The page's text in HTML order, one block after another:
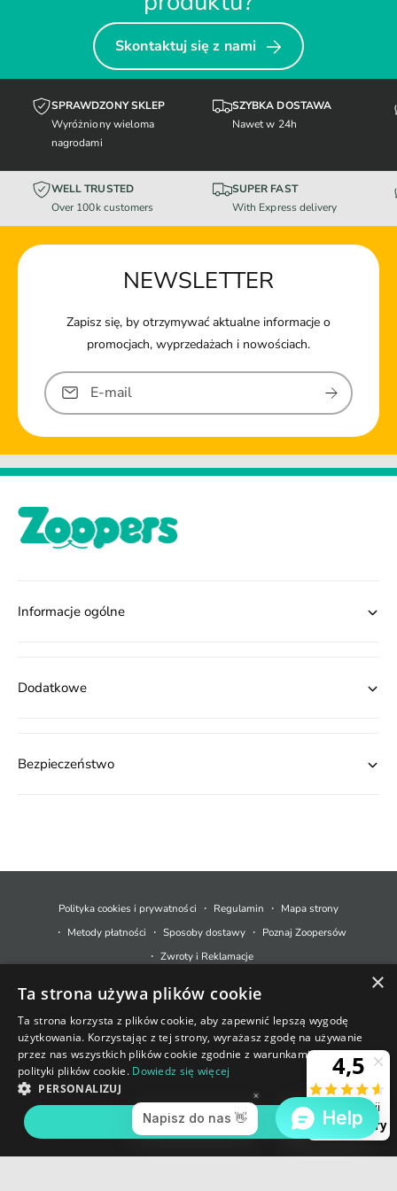
oczy i skórę Twojego psa. Zawierają dodatkowo likopen, który
wpływa na pracę układu sercowo-naczyniowego i jest silnym
antyoksydantem.
Borówki suszone: posiadają właściwości
przeciwnowotworowe. Zawarte w nich barwniki antocyjanowe
korzystnie wpływają na psi wzrok i układ sercowo-
naczyniowy.
Ekstrakty roślinne (Jukka Mojave, Rosmarinus sp., Curcuma
sp., Citrus sp.): wpływają korzystnie na funkcjonowanie
organizmu Twojego psa.
DODAJ DO KOSZYKA
Skontaktuj się z nami
Ostatnie sztuki!
Nie przegap okazji!
SPRAWDZONY SKLEP
Wyróżniony wieloma
nagrodami
SZYBKA DOSTAWA
Nawet w 24h
WELL TRUSTED
Over 100k customers
SUPER FAST
With Express delivery
NEWSLETTER
Zapisz się, by otrzymywać aktualne informacje o
promocjach, wyprzedażach i nowościach.
E-mail
Informacje ogólne
Dodatkowe
Bezpieczeństwo
e
y
p
ł
a
t
n
o
c
© 2026,Zoopers.pl. Technologia Shopify
Polityka cookies i prywatności Regulamin
Mapa strony
Metody płatności
Sposoby dostawy
Poznaj Zoopersów
Zwroty i Reklamacje
+48 733 550 021
sklep@zoopers.pl
Godziny pracy infolinii
poniedziałek - piątek: 8 - 17
×
Ta strona używa plików cookie
Ta strona korzysta z plików cookie, aby zapewnić lepszą wygodę
użytkowania. Korzystając z tej strony, wyrażasz zgodę na używanie
przez nas wszystkich plików cookie zgodnie z warunkami naszej
polityki plików cookie. Dowiedz się więcej
PERSONALIZUJ
AKCEPTUJ WSZYSTKIE